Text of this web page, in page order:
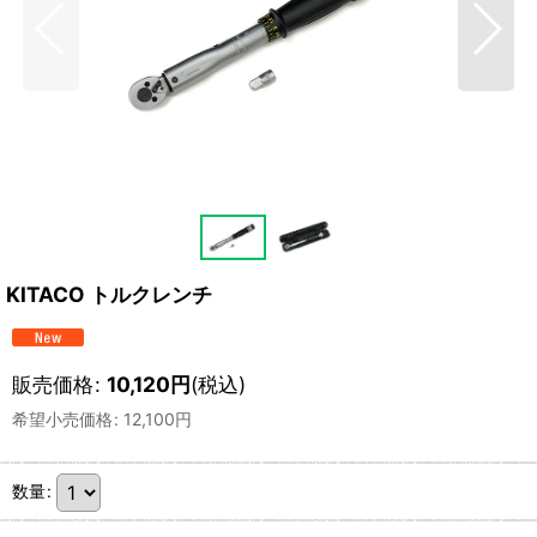
KITACO トルクレンチ
販売価格: 10,120円(税込)
希望小売価格: 12,100円
数量: